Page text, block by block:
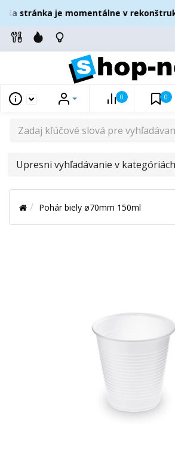
stránka je momentálne v
0 0
UPRESNI
V
KATEGÓRIÁCH
Pohár biely ø70mm 150ml